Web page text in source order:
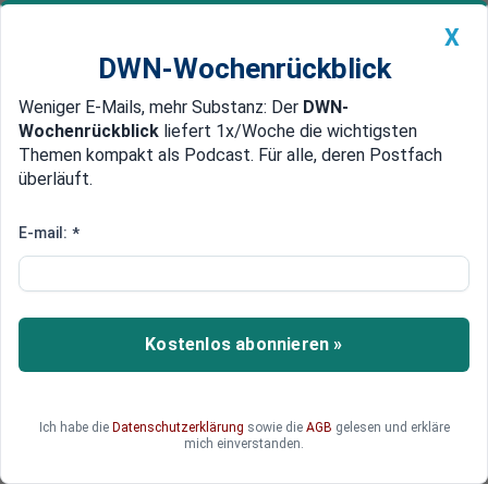
Newsticker MEIN DWN: Geldanlage Premium
Edelmetalle DWN-Magazin China
Singapur und China vertiefen
Finanzmärkten
China und Singapur bauen ihre finanzielle und
wirtschaftliche Vernetzung im Rahmen einer
beträchtlich aus.
X
DWN-Wochenrückblick
Weniger E-Mails, mehr Substanz: Der DWN-
Wochenrückblick liefert 1x/Woche die wichtigsten
Themen kompakt als Podcast. Für alle, deren Postfach
überläuft.
E-mail: *
Kostenlos abonnieren »
Ich habe die Datenschutzerklärung sowie die AGB gelesen und erkläre
mich einverstanden.